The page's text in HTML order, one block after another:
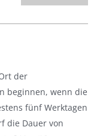
der
beginnen, wenn die
fünf Werktagen
die Dauer von